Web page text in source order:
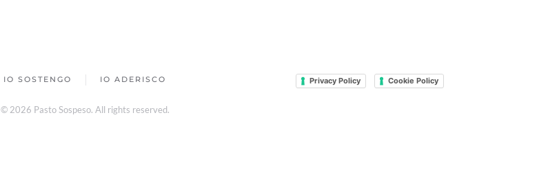
IO SOSTENGO IO ADERISCO Privacy Policy Cookie Policy
© 2026 Pasto Sospeso. All rights reserved.